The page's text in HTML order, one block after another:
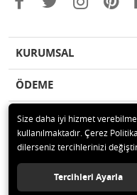
KURUMSAL
ÖDEME
İLETİŞİM
© 2020 Değişim
Size daha iyi hizmet
kullanılmaktadır. Çerez
dilerseniz tercihlerinizi
Tercihleri Ayarla